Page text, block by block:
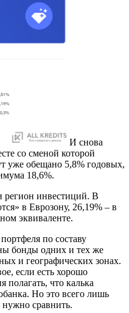
И снова
со сменой которой
уже обещано 5,8% годовых,
18,6%.
регион инвестиций. В
в Еврозону, 26,19% – в
эквиваленте.
по составу
бонды одних и тех же
и географических зонах.
если есть хорошо
полагать, что калька
Но это всего лишь
сравнить.